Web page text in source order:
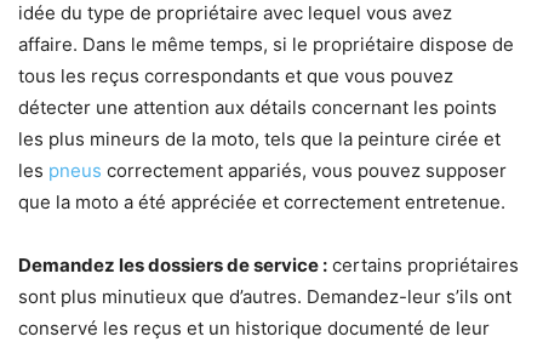
idée du type de propriétaire avec lequel vous avez
affaire. Dans le même temps, si le propriétaire dispose de
tous les reçus correspondants et que vous pouvez
détecter une attention aux détails concernant les points
les plus mineurs de la moto, tels que la peinture cirée et
les pneus correctement appariés, vous pouvez supposer
que la moto a été appréciée et correctement entretenue.
Demandez les dossiers de service : certains propriétaires
sont plus minutieux que d’autres. Demandez-leur s’ils ont
conservé les reçus et un historique documenté de leur